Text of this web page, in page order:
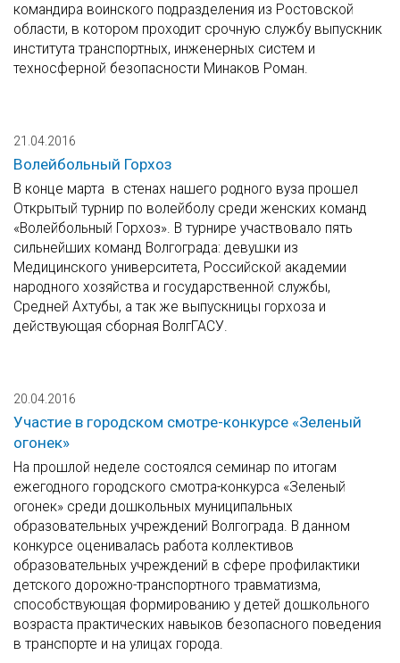
командира воинского подразделения из Ростовской
области, в котором проходит срочную службу выпускник
института транспортных, инженерных систем и
техносферной безопасности Минаков Роман.
21.04.2016
Волейбольный Горхоз
В конце марта в стенах нашего родного вуза прошел
Открытый турнир по волейболу среди женских команд
«Волейбольный Горхоз». В турнире участвовало пять
сильнейших команд Волгограда: девушки из
Медицинского университета, Российской академии
народного хозяйства и государственной службы,
Средней Ахтубы, а так же выпускницы горхоза и
действующая сборная ВолгГАСУ.
20.04.2016
Участие в городском смотре-конкурсе «Зеленый
огонек»
На прошлой неделе состоялся семинар по итогам
ежегодного городского смотра-конкурса «Зеленый
огонек» среди дошкольных муниципальных
образовательных учреждений Волгограда. В данном
конкурсе оценивалась работа коллективов
образовательных учреждений в сфере профилактики
детского дорожно-транспортного травматизма,
способствующая формированию у детей дошкольного
возраста практических навыков безопасного поведения
в транспорте и на улицах города.